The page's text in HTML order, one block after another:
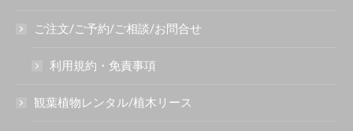
ご注文/ご予約/ご相談/お問合せ
利用規約・免責事項
観葉植物レンタル/植木リース